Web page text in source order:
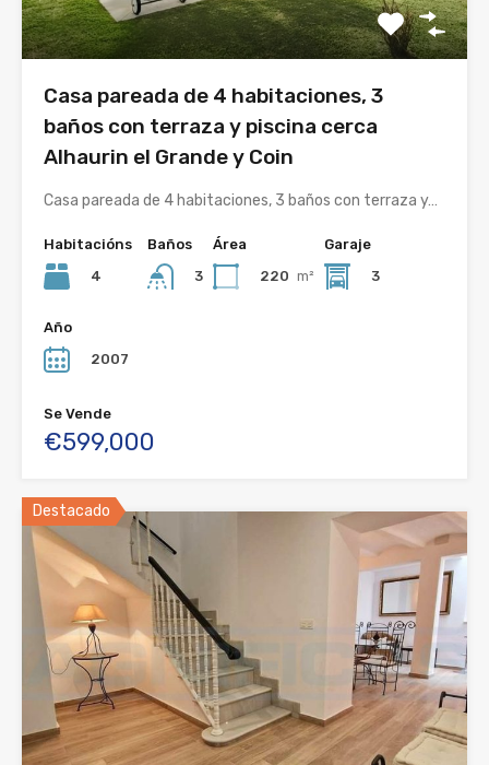
Casa pareada de 4 habitaciones, 3
baños con terraza y piscina cerca
Alhaurin el Grande y Coin
Casa pareada de 4 habitaciones, 3 baños con terraza y…
Habitacións
4
Baños
3
Área
220 m²
Garaje
3
Año
2007
Se Vende
€599,000
Destacado